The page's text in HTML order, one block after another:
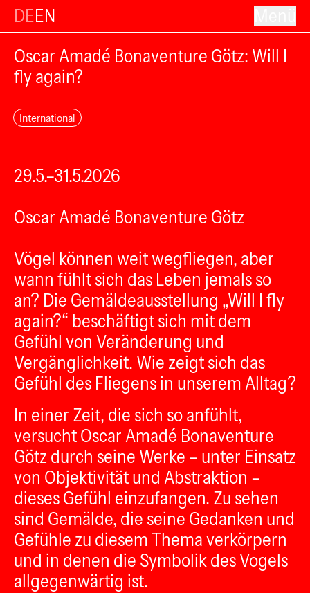
DEEN
Oscar Amadé Bonaventure Götz: Will I
fly again?
International
29.5.–31.5.2026
Oscar Amadé Bonaventure Götz
Vögel können weit wegfliegen, aber
wann fühlt sich das Leben jemals so
an? Die Gemäldeausstellung „Will I fly
again?“ beschäftigt sich mit dem
Gefühl von Veränderung und
Vergänglichkeit. Wie zeigt sich das
Gefühl des Fliegens in unserem Alltag?
In einer Zeit, die sich so anfühlt,
versucht Oscar Amadé Bonaventure
Götz durch seine Werke – unter Einsatz
von Objektivität und Abstraktion –
dieses Gefühl einzufangen. Zu sehen
sind Gemälde, die seine Gedanken und
Gefühle zu diesem Thema verkörpern
und in denen die Symbolik des Vogels
allgegenwärtig ist.